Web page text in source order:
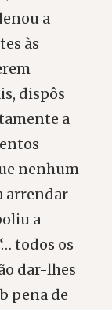
a
às
dispôs
a
nenhum
arrendar
a
todos os
dar-lhes
pena de